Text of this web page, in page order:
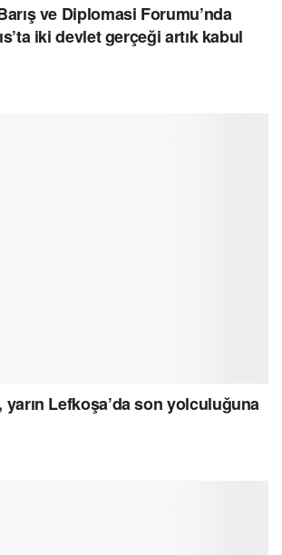
ve Diplomasi Forumu’nda
iki devlet gerçeği artık kabul
Lefkoşa’da son yolculuğuna